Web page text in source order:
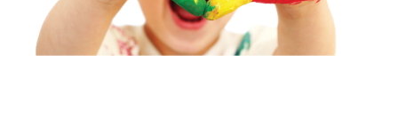
Kredyty, Leasing
Oferty Pracy